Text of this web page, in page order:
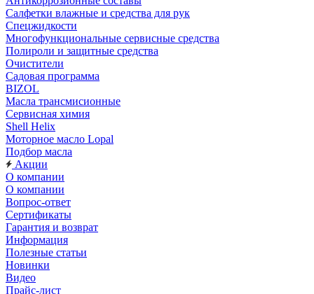
Салфетки влажные и средства для рук
Спецжидкости
Многофункциональные сервисные средства
Полироли и защитные средства
Очистители
Садовая программа
BIZOL
Масла трансмисионные
Сервисная химия
Shell Helix
Моторное масло Lopal
Подбор масла
Акции
О компании
О компании
Вопрос-ответ
Сертификаты
Гарантия и возврат
Информация
Полезные статьи
Новинки
Видео
Прайс-лист